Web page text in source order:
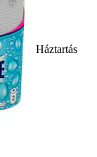
Háztartás